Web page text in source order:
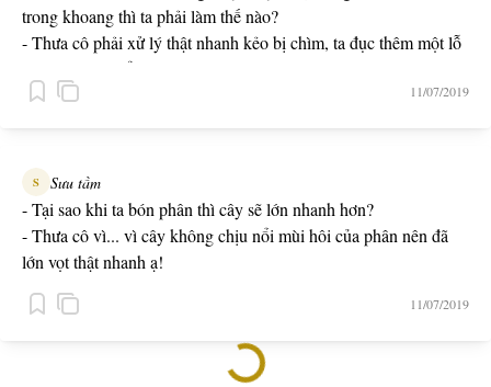
trong khoang thì ta phải làm thế nào?
- Thưa cô phải xử lý thật nhanh kẻo bị chìm, ta đục thêm một lỗ
khác lớn hơn để nước chảy ra ngoài.
11/07/2019
S Sưu tầm
- Tại sao khi ta bón phân thì cây sẽ lớn nhanh hơn?
- Thưa cô vì... vì cây không chịu nổi mùi hôi của phân nên đã
lớn vọt thật nhanh ạ!
11/07/2019